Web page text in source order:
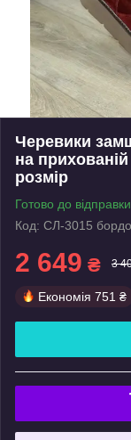
Черевики
на
розмір
Готово до відправки
Код: СЛ-3015
2 649 ₴ 3
Економія 751 ₴